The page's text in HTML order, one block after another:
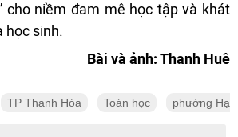
cho niềm đam mê học tập và khát
học sinh.
Bài và ảnh: Thanh Huê
TP Thanh Hóa Toán học phường